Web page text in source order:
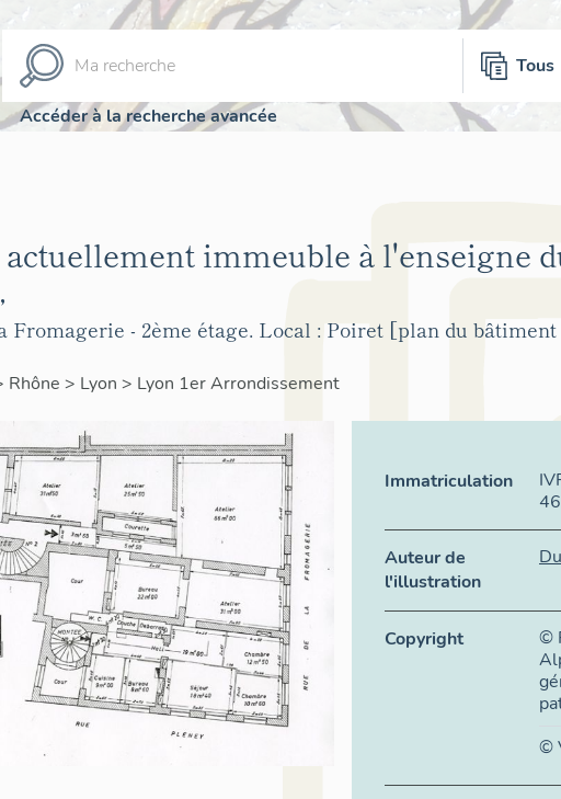
Tous
Accéder à la recherche avancée
immeuble à l'enseigne
Fromagerie - 2ème étage. Local : Poiret [plan du
Rhône > Lyon > Lyon 1er Arrondissement
Immatriculation
Auteur de
l'illustration
Copyright
©
©